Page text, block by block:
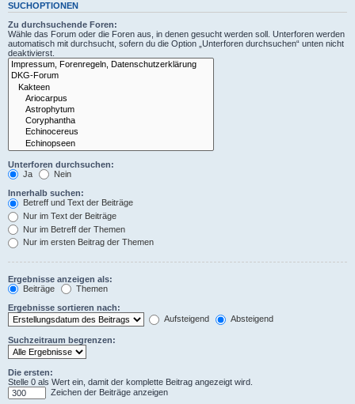
SUCHOPTIONEN
Zu durchsuchende Foren:
Wähle das Forum oder die Foren aus, in denen gesucht werden soll. Unterforen werden
automatisch mit durchsucht, sofern du die Option „Unterforen durchsuchen“ unten nicht
deaktivierst.
Unterforen durchsuchen:
Ja
Nein
Innerhalb suchen:
Betreff und Text der Beiträge
Nur im Text der Beiträge
Nur im Betreff der Themen
Nur im ersten Beitrag der Themen
Ergebnisse anzeigen als:
Beiträge
Themen
Ergebnisse sortieren nach:
Aufsteigend
Absteigend
Suchzeitraum begrenzen:
Die ersten:
Stelle 0 als Wert ein, damit der komplette Beitrag angezeigt wird.
Zeichen der Beiträge anzeigen